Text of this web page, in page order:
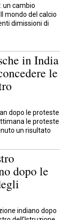
un cambio
mondo del calcio
dimissioni di
in India
le
dopo le proteste
le proteste
un risultato
dopo le
indiano dopo